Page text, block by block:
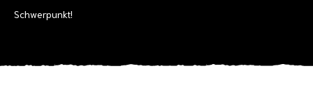
Schwerpunkt!